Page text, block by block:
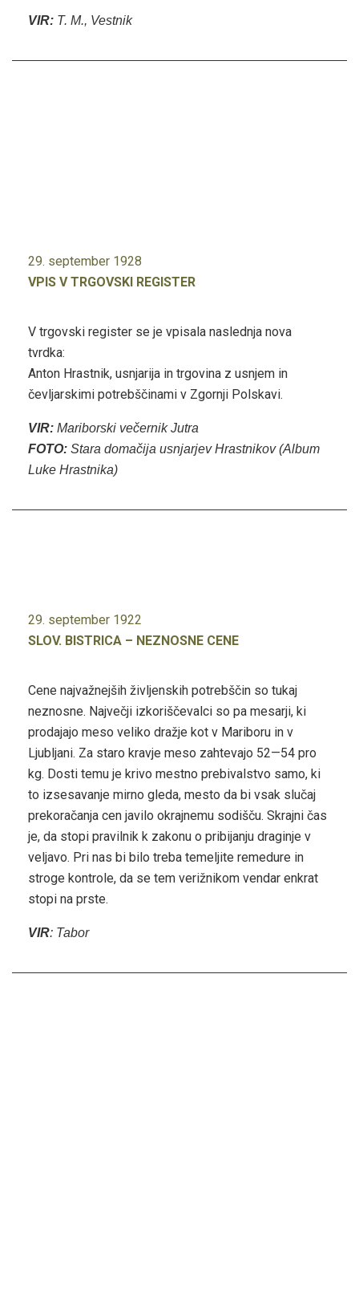
VIR: T. M., Vestnik
29. september 1928
VPIS V TRGOVSKI REGISTER
V trgovski register se je vpisala naslednja nova
tvrdka:
Anton Hrastnik, usnjarija in trgovina z usnjem in
čevljarskimi potrebščinami v Zgornji Polskavi.
VIR: Mariborski večernik Jutra
FOTO: Stara domačija usnjarjev Hrastnikov (Album
Luke Hrastnika)
29. september 1922
SLOV. BISTRICA – NEZNOSNE CENE
Cene najvažnejših življenskih potrebščin so tukaj
neznosne. Največji izkoriščevalci so pa mesarji, ki
prodajajo meso veliko dražje kot v Mariboru in v
Ljubljani. Za staro kravje meso zahtevajo 52—54 pro
kg. Dosti temu je krivo mestno prebivalstvo samo, ki
to izsesavanje mirno gleda, mesto da bi vsak slučaj
prekoračanja cen javilo okrajnemu sodišču. Skrajni čas
je, da stopi pravilnik k zakonu o pribijanju draginje v
veljavo. Pri nas bi bilo treba temeljite remedure in
stroge kontrole, da se tem verižnikom vendar enkrat
stopi na prste.
VIR: Tabor